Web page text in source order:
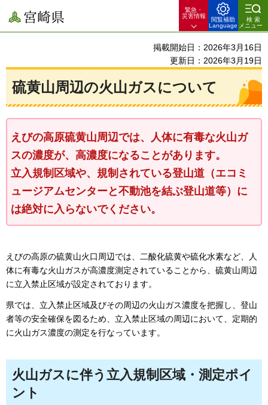
宮崎県
緊急・
災害情報
閲覧補助
Language
検索
メニュー
掲載開始日：2026年3月16日
更新日：2026年3月19日
硫黄山周辺の火山ガスについて
えびの高原硫黄山周辺では、人体に有毒な火山ガ
スの濃度が、高濃度になることがあります。
立入規制区域や、規制されている登山道（エコミ
ュージアムセンターと不動池を結ぶ登山道等）に
は絶対に入らないでください。
えびの高原の硫黄山火口周辺では、二酸化硫黄や硫化水素など、人
体に有毒な火山ガスが高濃度測定されていることから、硫黄山周辺
に立入禁止区域が設定されております。
県では、立入禁止区域及びその周辺の火山ガス濃度を把握し、登山
者等の安全確保を図るため、立入禁止区域の周辺において、定期的
に火山ガス濃度の測定を行なっています。
火山ガスに伴う立入規制区域・測定ポイ
ント